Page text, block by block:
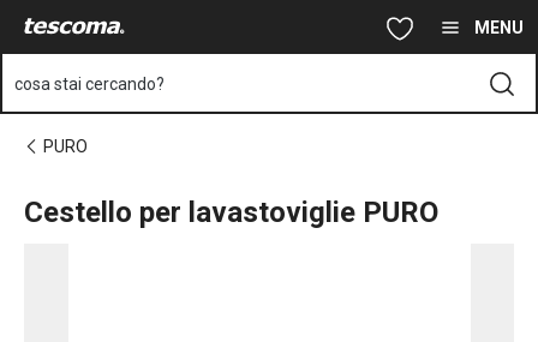
Vai al contenuto principale MENU
cosa stai cercando?
PURO
Cestello per lavastoviglie PURO